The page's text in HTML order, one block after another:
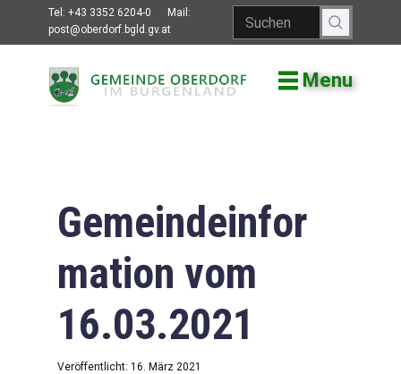
Tel: +43 3352 6204-0
Mail:
post@oberdorf.bgld.gv.at
Menu
Willkommen
Gemeindeamt
Gemeinderat
Bildung
Vereine
Gemeindeinfor
mation vom
16.03.2021
Veröffentlicht: 16. März 2021